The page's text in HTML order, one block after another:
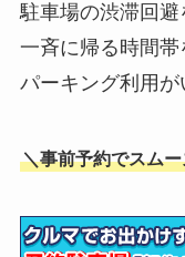
駐車場の渋滞回
一斉に帰る時間
パーキング利用が
＼事前予約でスム